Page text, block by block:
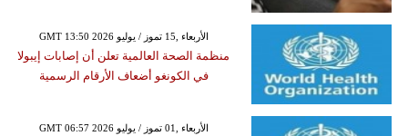
GMT 13:50 2026 الأربعاء ,15 تموز / يوليو
منظمة الصحة العالمية تعلن أن إصابات إيبولا
في الكونغو أضعاف الأرقام الرسمية
GMT 06:57 2026 الأربعاء ,01 تموز / يوليو